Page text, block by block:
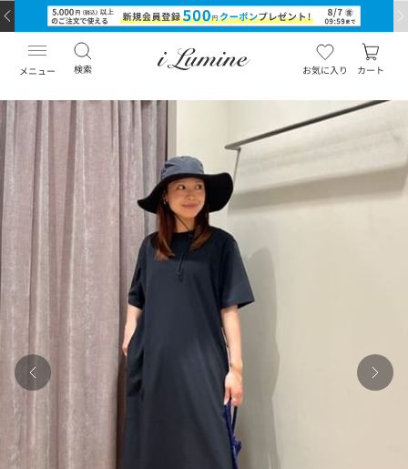
メニュー 検索 お気に入り カート